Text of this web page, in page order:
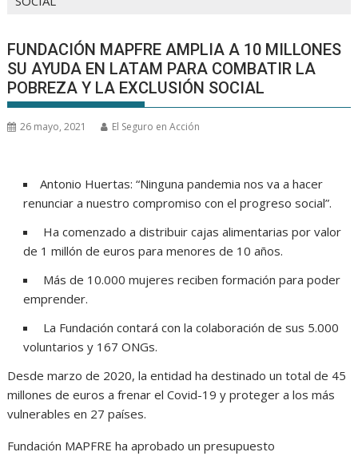
FUNDACIÓN MAPFRE AMPLIA A 10 MILLONES
SU AYUDA EN LATAM PARA COMBATIR LA
POBREZA Y LA EXCLUSIÓN SOCIAL
26 mayo, 2021 El Seguro en Acción
Antonio Huertas: “Ninguna pandemia nos va a hacer
renunciar a nuestro compromiso con el progreso social”.
Ha comenzado a distribuir cajas alimentarias por valor
de 1 millón de euros para menores de 10 años.
Más de 10.000 mujeres reciben formación para poder
emprender.
La Fundación contará con la colaboración de sus 5.000
voluntarios y 167 ONGs.
Desde marzo de 2020, la entidad ha destinado un total de 45
millones de euros a frenar el Covid-19 y proteger a los más
vulnerables en 27 países.
Fundación MAPFRE ha aprobado un presupuesto